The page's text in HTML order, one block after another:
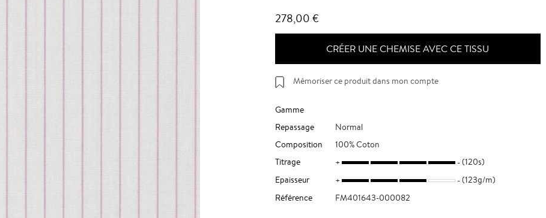
278,00 €
CRÉER UNE CHEMISE AVEC CE TISSU
Mémoriser ce produit dans mon compte
Gamme
Repassage
Normal
Composition
100% Coton
Titrage
(120s)
Epaisseur
(123g/m)
Référence
FM401643-000082